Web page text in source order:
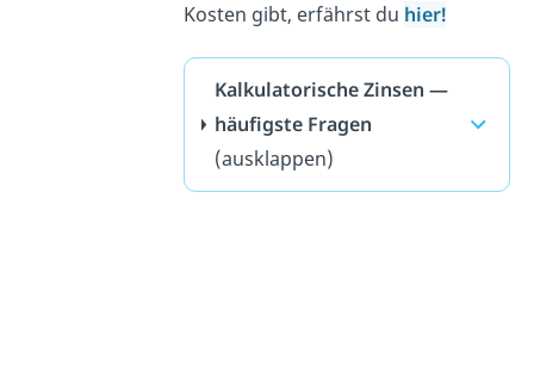
Kosten gibt, erfährst du hier!
Kalkulatorische Zinsen —
häufigste Fragen
(ausklappen)